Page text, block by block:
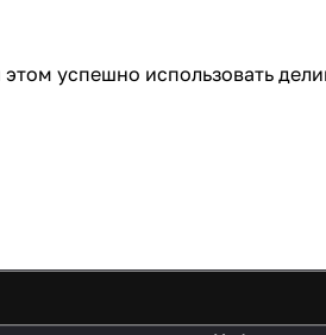
успешно использовать